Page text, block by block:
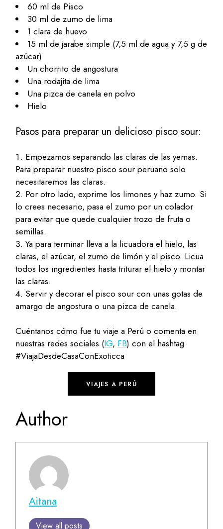
60 ml de Pisco
30 ml de zumo de lima
1 clara de huevo
15 ml de jarabe simple (7,5 ml de agua y 7,5 g de
azúcar)
Un chorrito de angostura
Una rodajita de lima
Una pizca de canela en polvo
Hielo
Pasos para preparar un delicioso pisco sour:
Empezamos separando las claras de las yemas.
Para preparar nuestro pisco sour peruano solo
necesitaremos las claras.
Por otro lado, exprime los limones y haz zumo. Si
lo crees necesario, pasa el zumo por un colador
para evitar que quede cualquier trozo de fruta o
semillas.
Ya para terminar lleva a la licuadora el hielo, las
claras, el azúcar, el zumo de limón y el pisco. Licua
todos los ingredientes hasta triturar el hielo y montar
las claras.
Servir y decorar el pisco sour con unas gotas de
amargo de angostura o una pizca de canela.
Cuéntanos cómo fue tu viaje a Perú o comenta en
nuestras redes sociales (IG, FB) con el hashtag
#ViajaDesdeCasaConExoticca
VIAJES A PERÚ
Author
Aitana
View all posts